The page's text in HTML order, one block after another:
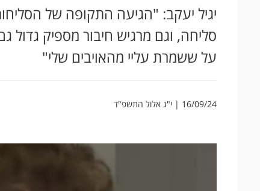
יגיל יעקב: "הגיעה התקופה של
סליחה, וגם מרגיש חיבור מספיק גדול
על ששמרת עליי מהאויבים שלי"
16/09/24 | י"ג אלול התשפ"ד